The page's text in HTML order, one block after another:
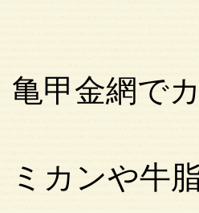
亀甲金網で
ミカンや牛